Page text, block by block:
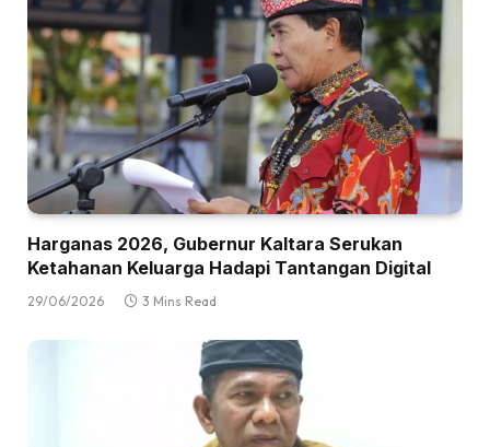
Harganas 2026, Gubernur Kaltara Serukan
Ketahanan Keluarga Hadapi Tantangan Digital
29/06/2026 3 Mins Read